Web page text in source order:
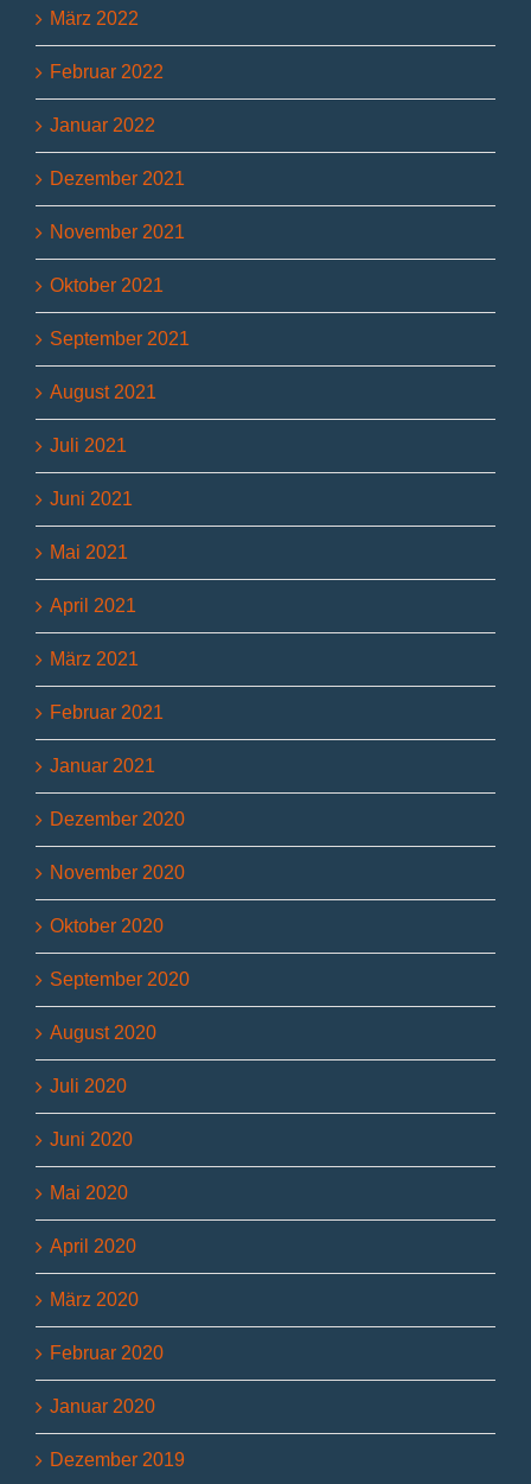
März 2022
Februar 2022
Januar 2022
Dezember 2021
November 2021
Oktober 2021
September 2021
August 2021
Juli 2021
Juni 2021
Mai 2021
April 2021
März 2021
Februar 2021
Januar 2021
Dezember 2020
November 2020
Oktober 2020
September 2020
August 2020
Juli 2020
Juni 2020
Mai 2020
April 2020
März 2020
Februar 2020
Januar 2020
Dezember 2019